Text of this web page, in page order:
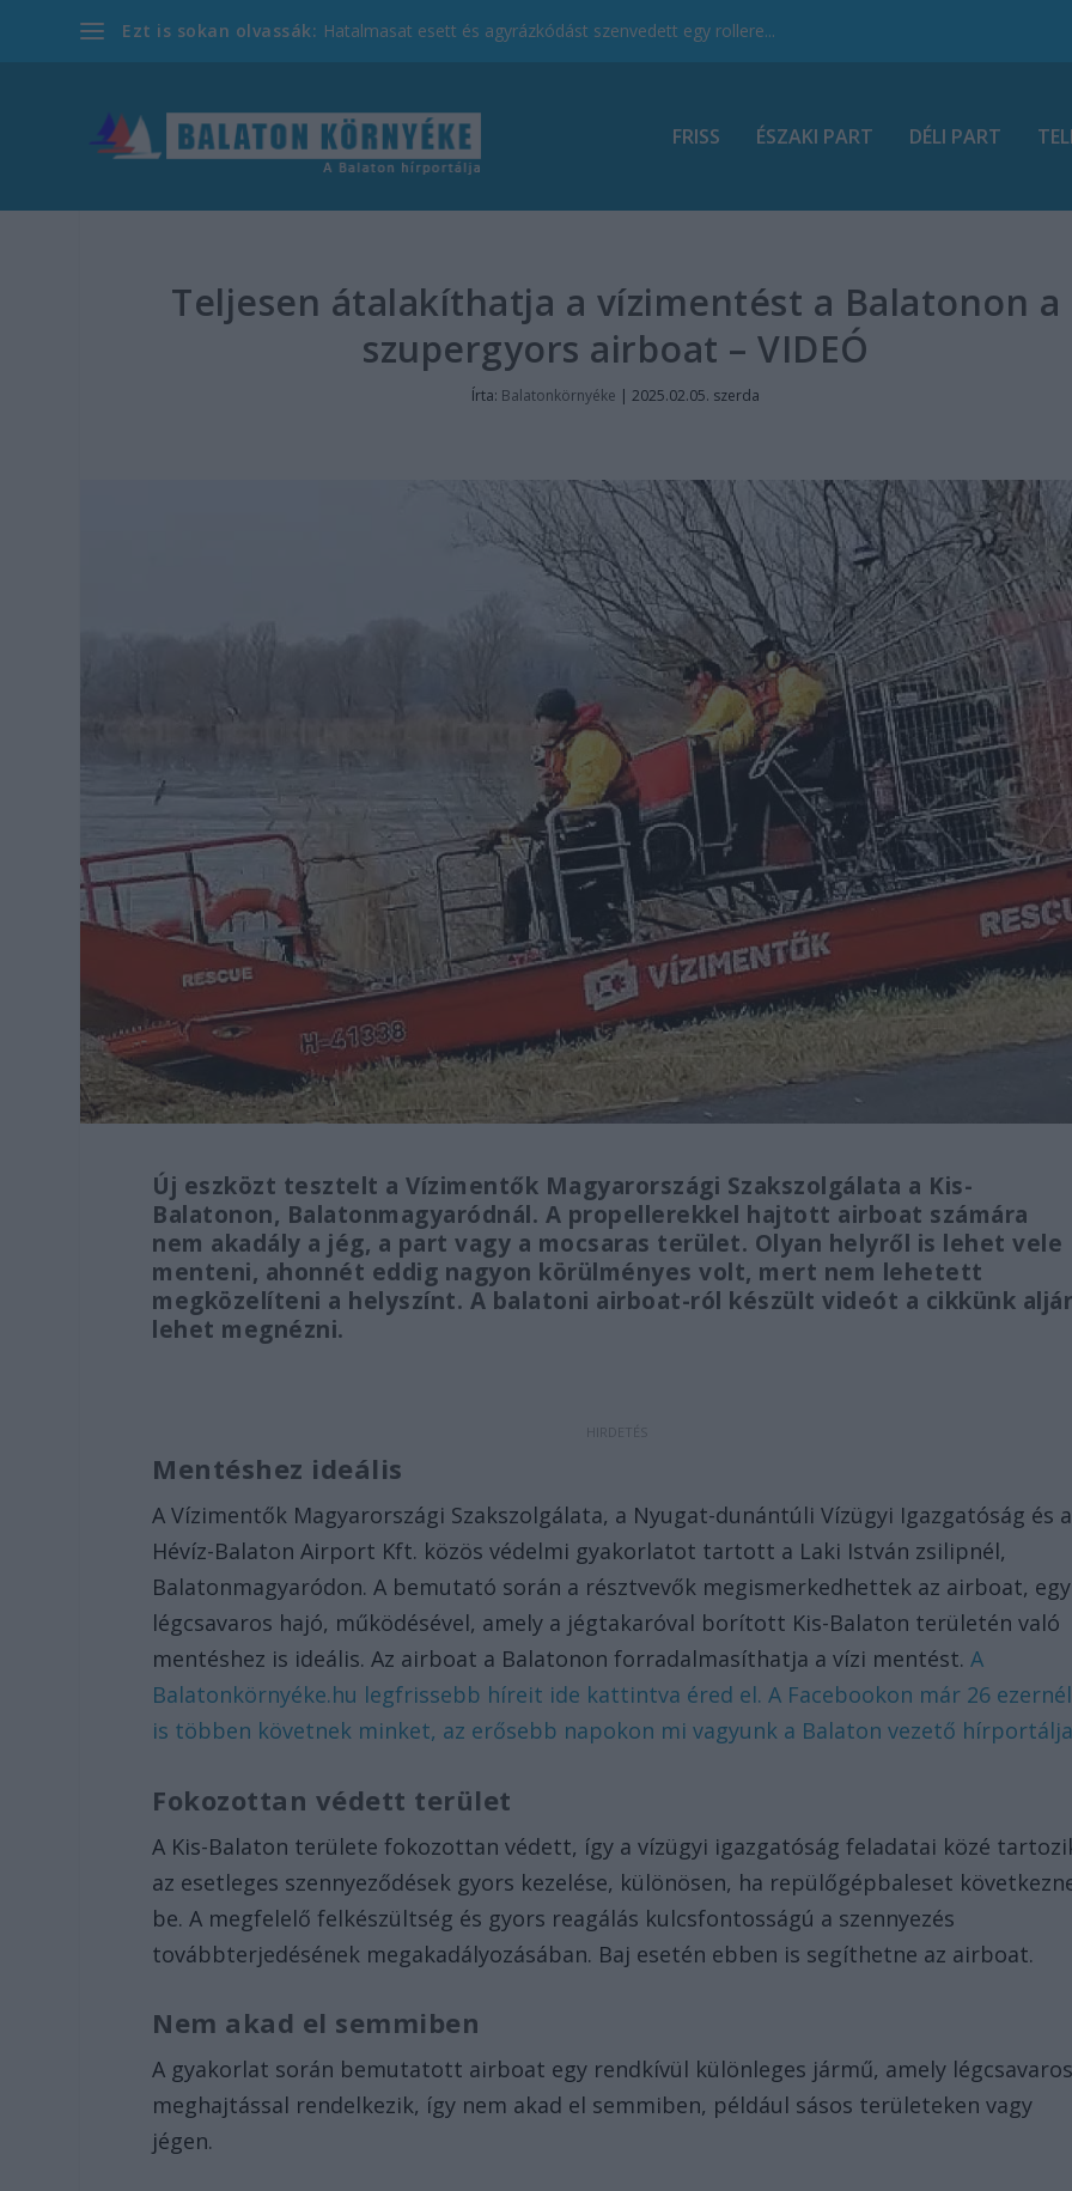
Ezt is sokan olvassák: Hatalmasat esett és agyrázkódást szenvedett egy rollere...
FRISS ÉSZAKI PART DÉLI PART
Teljesen átalakíthatja a vízimentést a Balatonon a
szupergyors airboat – VIDEÓ
Írta: Balatonkörnyéke |2025.02.05. szerda
Új eszközt tesztelt a Vízimentők Magyarországi Szakszolgálata a Kis-
Balatonon, Balatonmagyaródnál. A propellerekkel hajtott airboat számára
nem akadály a jég, a part vagy a mocsaras terület. Olyan helyről is lehet vele
menteni, ahonnét eddig nagyon körülményes volt, mert nem lehetett
megközelíteni a helyszínt. A balatoni airboat-ról készült videót a cikkünk
lehet megnézni.
Mentéshez ideális
A Vízimentők Magyarországi Szakszolgálata, a Nyugat-dunántúli Vízügyi Igazgatóság és a
Hévíz-Balaton Airport Kft. közös védelmi gyakorlatot tartott a Laki István zsilipnél,
Balatonmagyaródon. A bemutató során a résztvevők megismerkedhettek az airboat, egy
légcsavaros hajó, működésével, amely a jégtakaróval borított Kis-Balaton területén való
mentéshez is ideális. Az airboat a Balatonon forradalmasíthatja a vízi mentést.A
Balatonkörnyéke.hu legfrissebb híreit ide kattintva éred el. A Facebookon már 26 ezernél
is többen követnek minket, az erősebb napokon mi vagyunk a Balaton vezető
Fokozottan védett terület
A Kis-Balaton területe fokozottan védett, így a vízügyi igazgatóság feladatai közé
az esetleges szennyeződések gyors kezelése, különösen, ha repülőgépbaleset
be. A megfelelő felkészültség és gyors reagálás kulcsfontosságú a szennyezés
továbbterjedésének megakadályozásában. Baj esetén ebben is segíthetne az airboat.
Nem akad el semmiben
A gyakorlat során bemutatott airboat egy rendkívül különleges jármű, amely légcsavaros
meghajtással rendelkezik, így nem akad el semmiben, például sásos területeken vagy
jégen.